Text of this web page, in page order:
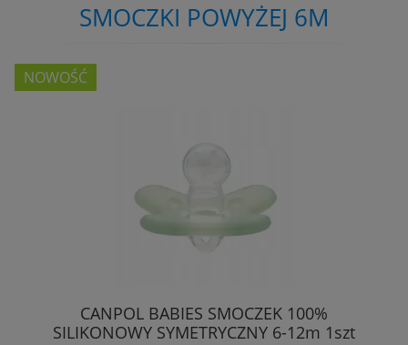
SMOCZKI POWYŻEJ 6M
CANPOL BABIES SMOCZEK 100%
SILIKONOWY SYMETRYCZNY 6-12m 1szt
NOWOŚĆ